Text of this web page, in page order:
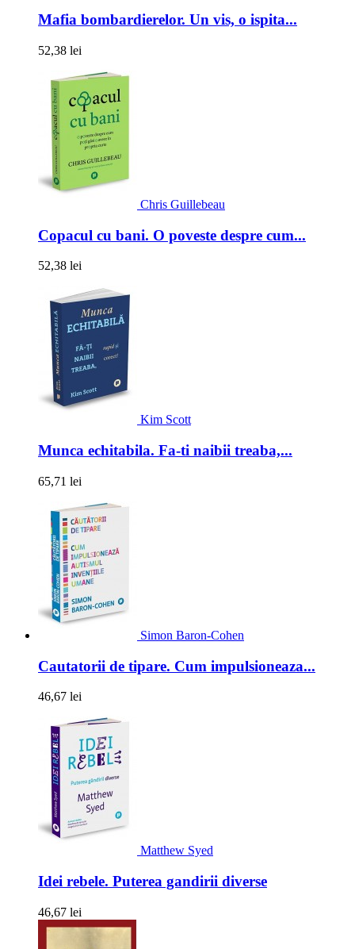
Mafia bombardierelor. Un vis, o ispita...
52,38 lei
Chris Guillebeau
Copacul cu bani. O poveste despre cum...
52,38 lei
Kim Scott
Munca echitabila. Fa-ti naibii treaba,...
65,71 lei
Simon Baron-Cohen
Cautatorii de tipare. Cum impulsioneaza...
46,67 lei
Matthew Syed
Idei rebele. Puterea gandirii diverse
46,67 lei